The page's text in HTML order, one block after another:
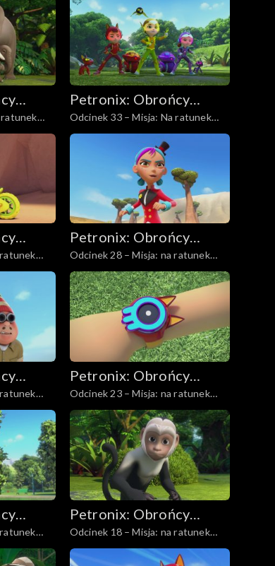
ratunek
Petronix: Obrońcy
zwierząt
Odcinek 33 – Misja: Na ratunek
śpiewającym psom
Petronix: Obrońcy
zwierząt
Odcinek 28 – Misja: na ratunek
zebrom
Petronix: Obrońcy
zwierząt
Odcinek 23 – Misja: na ratunek
lamie
Petronix: Obrońcy
zwierząt
Odcinek 18 – Misja: na ratunek
kapucynce